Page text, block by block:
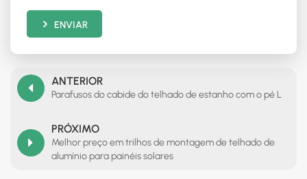
ENVIAR
ANTERIOR
Parafusos do cabide do telhado de estanho com o pé L
PRÓXIMO
Melhor preço em trilhos de montagem de telhado de
alumínio para painéis solares